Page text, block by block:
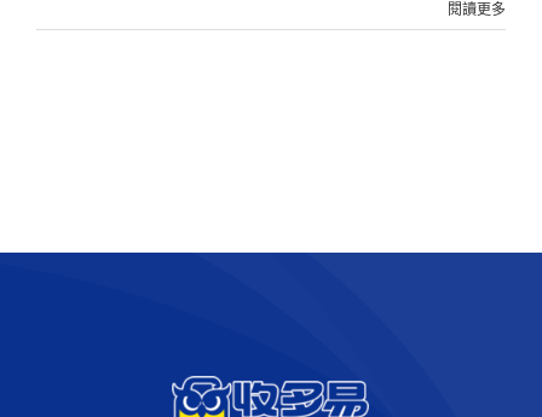
閱讀更多